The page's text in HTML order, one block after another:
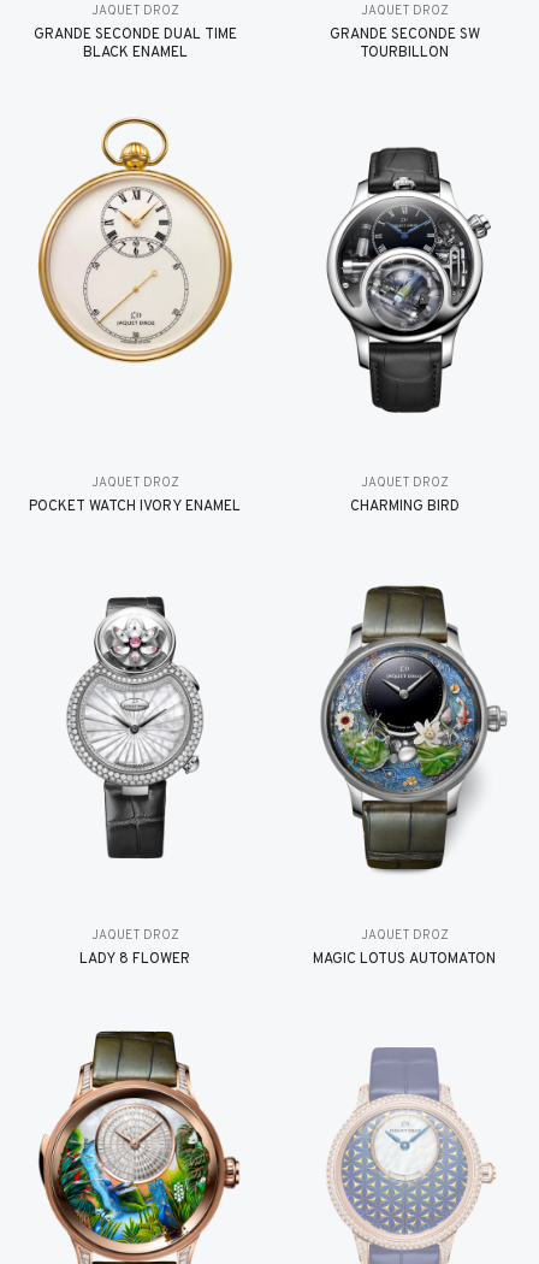
JAQUET DROZ
GRANDE SECONDE DUAL TIME
BLACK ENAMEL
JAQUET DROZ
GRANDE SECONDE SW
TOURBILLON
JAQUET DROZ
POCKET WATCH IVORY ENAMEL
JAQUET DROZ
CHARMING BIRD
JAQUET DROZ
LADY 8 FLOWER
JAQUET DROZ
MAGIC LOTUS AUTOMATON